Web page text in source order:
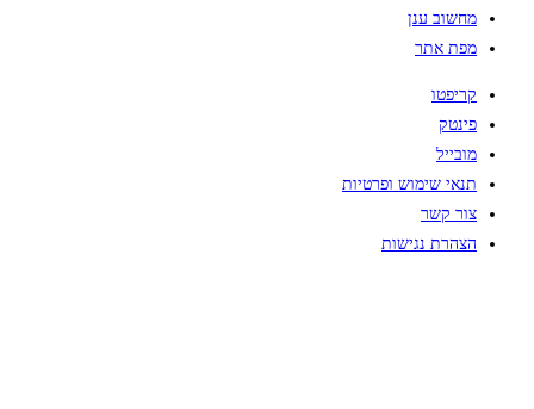
מחשוב ענן
מפת אתר
קריפטו
פינטק
מובייל
תנאי שימוש ופרטיות
צור קשר
הצהרת נגישות